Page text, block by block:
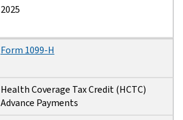
2025
Form 1099-H
Health Coverage Tax Credit (HCTC)
Advance Payments